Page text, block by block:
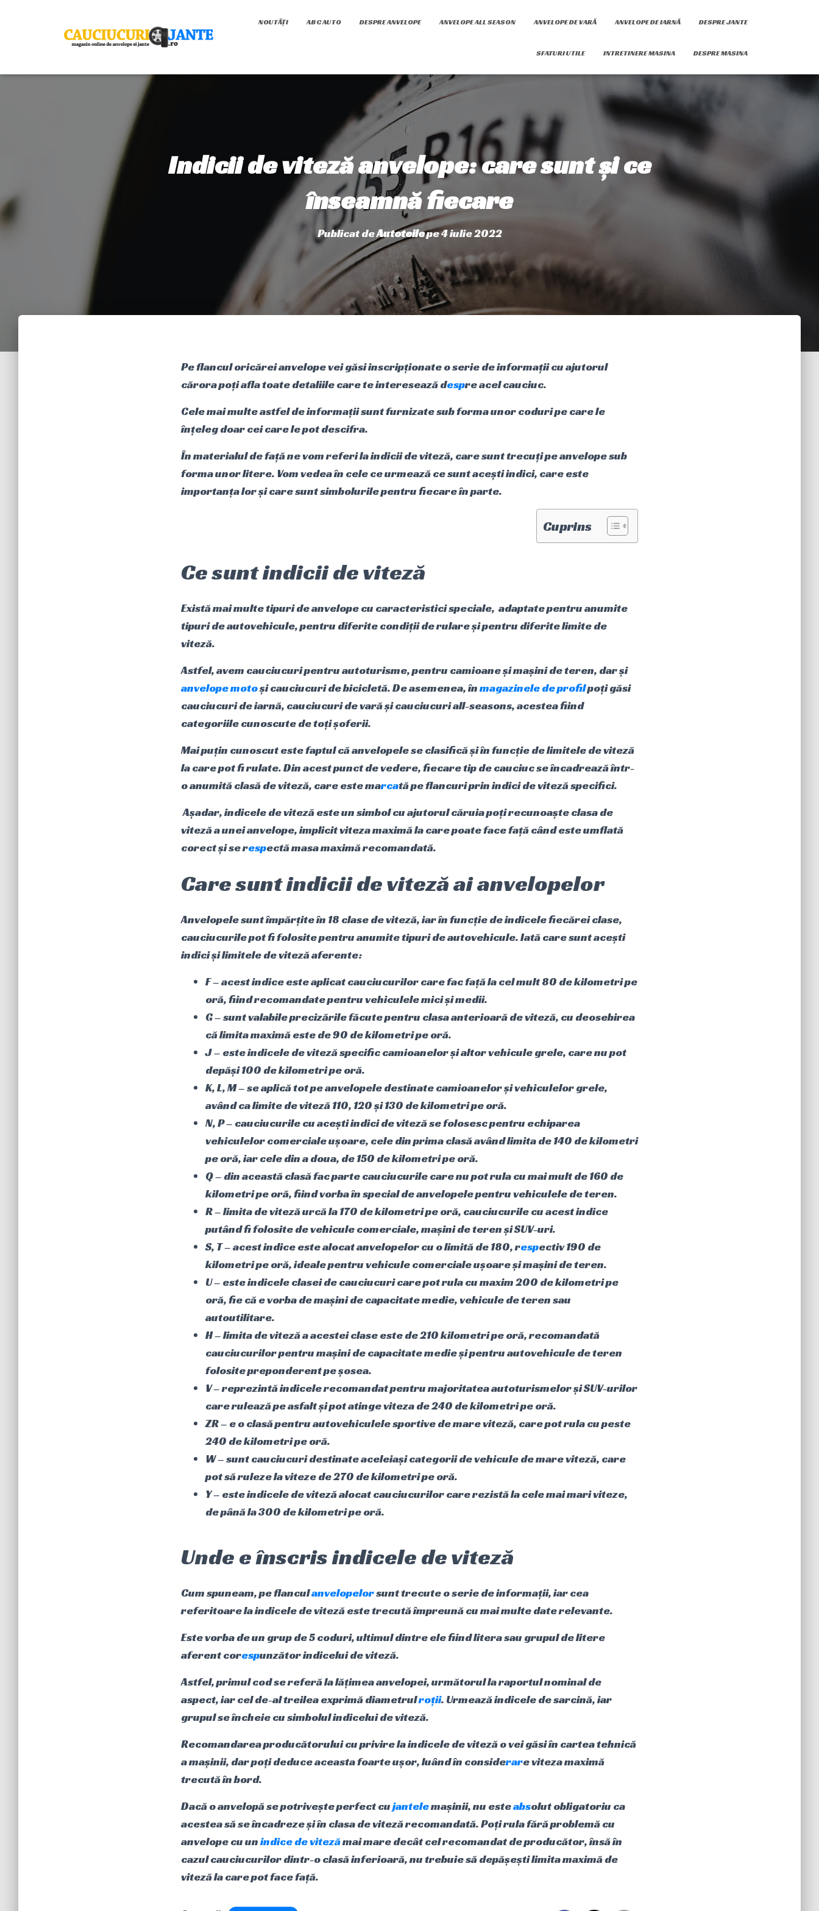
NOUTĂȚI ABC AUTO DESPRE ANVELOPE ANVELOPE ALL SEASON ANVELOPE DE VARĂ ANVELOPE DE IARNĂ DESPRE JANTE
SFATURI UTILE INTRETINERE MASINA DESPRE MASINA
Indicii de viteză anvelope: care sunt și ce
înseamnă fiecare
Publicat deAutoteilepe4 iulie 2022
Pe flancul oricărei anvelope vei găsi inscripționate o serie de informații cu ajutorul
cărora poți afla toate detaliile care te interesează despre acel cauciuc.
Cele mai multe astfel de informații sunt furnizate sub forma unor coduri pe care le
înțeleg doar cei care le pot descifra.
În materialul de față ne vom referi la indicii de viteză, care sunt trecuți pe anvelope sub
forma unor litere. Vom vedea în cele ce urmează ce sunt acești indici, care este
importanța lor și care sunt simbolurile pentru fiecare în parte.
Cuprins
Ce sunt indicii de viteză
Există mai multe tipuri de anvelope cu caracteristici speciale, adaptate pentru anumite
tipuri de autovehicule, pentru diferite condiții de rulare și pentru diferite limite de
viteză.
Astfel, avem cauciucuri pentru autoturisme, pentru camioane și mașini de teren, dar și
anvelope motoși cauciucuri de bicicletă. De asemenea, înmagazinele de profilpoți găsi
cauciucuri de iarnă, cauciucuri de vară și cauciucuri all-seasons, acestea fiind
categoriile cunoscute de toți șoferii.
Mai puțin cunoscut este faptul că anvelopele se clasifică și în funcție de limitele de viteză
la care pot fi rulate. Din acest punct de vedere, fiecare tip de cauciuc se încadrează într-
o anumită clasă de viteză, care este marcată pe flancuri prin indici de viteză specifici.
Așadar, indicele de viteză este un simbol cu ajutorul căruia poți recunoaște clasa de
viteză a unei anvelope, implicit viteza maximă la care poate face față când este umflată
corect și se respectă masa maximă recomandată.
Care sunt indicii de viteză ai anvelopelor
Anvelopele sunt împărțite în 18 clase de viteză, iar în funcție de indicele fiecărei clase,
cauciucurile pot fi folosite pentru anumite tipuri de autovehicule. Iată care sunt acești
indici și limitele de viteză aferente:
F – acest indice este aplicat cauciucurilor care fac față la cel mult 80 de kilometri pe
oră, fiind recomandate pentru vehiculele mici și medii.
G – sunt valabile precizările făcute pentru clasa anterioară de viteză, cu deosebirea
că limita maximă este de 90 de kilometri pe oră.
J – este indicele de viteză specific camioanelor și altor vehicule grele, care nu pot
depăși 100 de kilometri pe oră.
K, L, M – se aplică tot pe anvelopele destinate camioanelor și vehiculelor grele,
având ca limite de viteză 110, 120 și 130 de kilometri pe oră.
N, P – cauciucurile cu acești indici de viteză se folosesc pentru echiparea
vehiculelor comerciale ușoare, cele din prima clasă având limita de 140 de kilometri
pe oră, iar cele din a doua, de 150 de kilometri pe oră.
Q – din această clasă fac parte cauciucurile care nu pot rula cu mai mult de 160 de
kilometri pe oră, fiind vorba în special de anvelopele pentru vehiculele de teren.
R – limita de viteză urcă la 170 de kilometri pe oră, cauciucurile cu acest indice
putând fi folosite de vehicule comerciale, mașini de teren și SUV-uri.
S, T – acest indice este alocat anvelopelor cu o limită de 180, respectiv 190 de
kilometri pe oră, ideale pentru vehicule comerciale ușoare și mașini de teren.
U – este indicele clasei de cauciucuri care pot rula cu maxim 200 de kilometri pe
oră, fie că e vorba de mașini de capacitate medie, vehicule de teren sau
autoutilitare.
H – limita de viteză a acestei clase este de 210 kilometri pe oră, recomandată
cauciucurilor pentru mașini de capacitate medie și pentru autovehicule de teren
folosite preponderent pe șosea.
V – reprezintă indicele recomandat pentru majoritatea autoturismelor și SUV-urilor
care rulează pe asfalt și pot atinge viteza de 240 de kilometri pe oră.
ZR – e o clasă pentru autovehiculele sportive de mare viteză, care pot rula cu peste
240 de kilometri pe oră.
W – sunt cauciucuri destinate aceleiași categorii de vehicule de mare viteză, care
pot să ruleze la viteze de 270 de kilometri pe oră.
Y – este indicele de viteză alocat cauciucurilor care rezistă la cele mai mari viteze,
de până la 300 de kilometri pe oră.
Unde e înscris indicele de viteză
Cum spuneam, pe flanculanvelopelorsunt trecute o serie de informații, iar cea
referitoare la indicele de viteză este trecută împreună cu mai multe date relevante.
Este vorba de un grup de 5 coduri, ultimul dintre ele fiind litera sau grupul de litere
aferent corespunzător indicelui de viteză.
Astfel, primul cod se referă la lățimea anvelopei, următorul la raportul nominal de
aspect, iar cel de-al treilea exprimă diametrulroții. Urmează indicele de sarcină, iar
grupul se încheie cu simbolul indicelui de viteză.
Recomandarea producătorului cu privire la indicele de viteză o vei găsi în cartea tehnică
a mașinii, dar poți deduce aceasta foarte ușor, luând în considerare viteza maximă
trecută în bord.
Dacă o anvelopă se potrivește perfect cujantelemașinii, nu esteabsolut obligatoriu ca
acestea să se încadreze și în clasa de viteză recomandată. Poți rula fără problemă cu
anvelope cu unindice de vitezămai mare decât cel recomandat de producător, însă în
cazul cauciucurilor dintr-o clasă inferioară, nu trebuie să depășești limita maximă de
viteză la care pot face față.